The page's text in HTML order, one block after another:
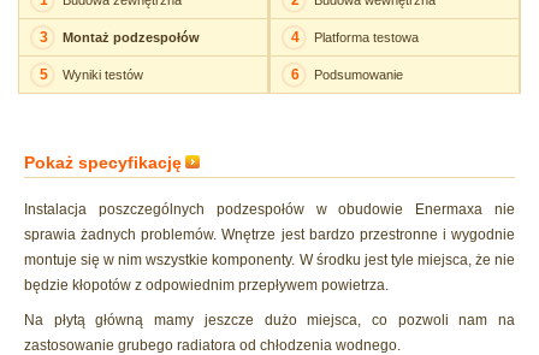
3 Montaż podzespołów
5 Wyniki testów
4 Platforma testowa
6 Podsumowanie
Pokaż specyfikację
Instalacja poszczególnych podzespołów w obudowie Enermaxa nie
sprawia żadnych problemów. Wnętrze jest bardzo przestronne i wygodnie
montuje się w nim wszystkie komponenty. W środku jest tyle miejsca, że nie
będzie kłopotów z odpowiednim przepływem powietrza.
Na płytą główną mamy jeszcze dużo miejsca, co pozwoli nam na
zastosowanie grubego radiatora od chłodzenia wodnego.